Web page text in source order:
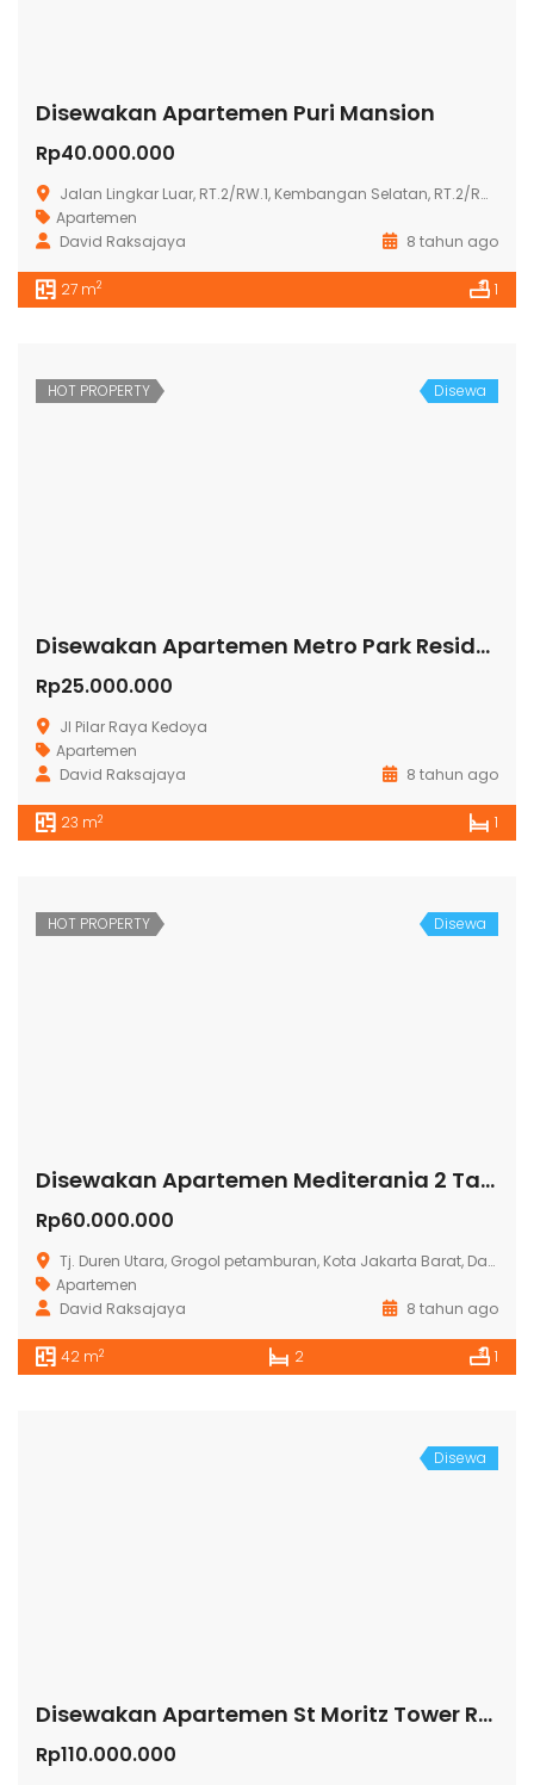
Disewakan Apartemen Puri Mansion
Rp40.000.000
Jalan Lingkar Luar, RT.2/RW.1, Kembangan Selatan, RT.2/RW.1, Kembangan Sel., Kembangan, Kota Jakarta Barat, Daerah Khusus Ibukota Jakarta 11610
Apartemen
David Raksajaya
8 tahun ago
27 m2 1
HOT PROPERTY Disewa
Disewakan Apartemen Metro Park Residence
Rp25.000.000
Jl Pilar Raya Kedoya
Apartemen
David Raksajaya
8 tahun ago
23 m2 1
HOT PROPERTY Disewa
Disewakan Apartemen Mediterania 2 Tanjung Duren
Rp60.000.000
Tj. Duren Utara, Grogol petamburan, Kota Jakarta Barat, Daerah Khusus Ibukota Jakarta, Indonesia
Apartemen
David Raksajaya
8 tahun ago
42 m2 2 1
Disewa
Disewakan Apartemen St Moritz Tower Royal
Rp110.000.000